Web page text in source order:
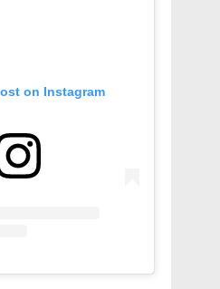
on Instagram